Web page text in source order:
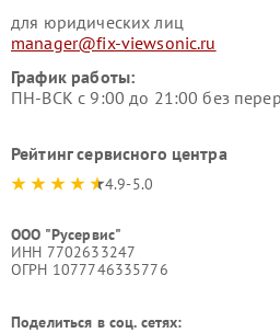
для юридических лиц
manager@fix-viewsonic.ru
График работы:
ПН-ВСК с 9:00 до 21:00 без
Рейтинг сервисного центра
4.9-5.0
ООО "Русервис"
ИНН 7702633247
ОГРН 1077746335776
Поделиться в соц. сетях: